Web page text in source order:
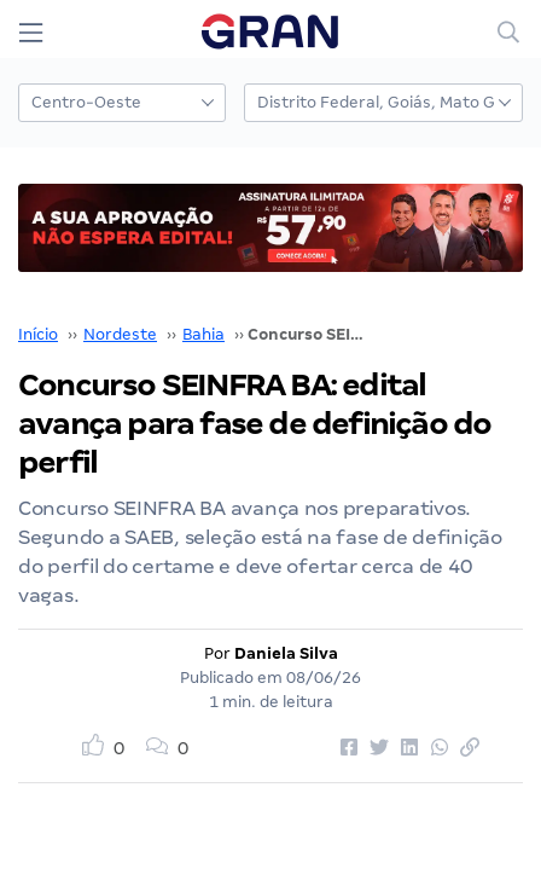
Início ›› Nordeste ›› Bahia ›› Concurso SEINFRA BA: edital avança para fase de definição do perfil
Concurso SEINFRA BA: edital
avança para fase de definição do
perfil
Concurso SEINFRA BA avança nos preparativos.
Segundo a SAEB, seleção está na fase de definição
do perfil do certame e deve ofertar cerca de 40
vagas.
Por Daniela Silva
Publicado em 08/06/26
1 min. de leitura
0 0